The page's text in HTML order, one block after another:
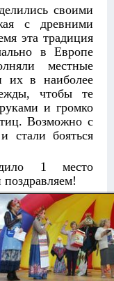
своими
с древними
эта традиция
в Европе
местные
их в наиболее
чтобы те
и громко
Возможно с
стали бояться
1 место